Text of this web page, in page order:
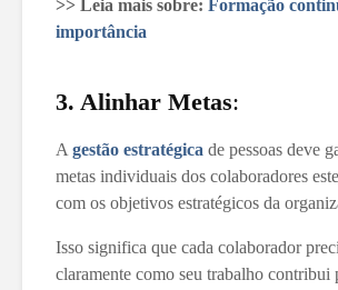
>> Leia mais sobre: Formação
importância
3. Alinhar Metas:
A gestão estratégica de pessoas deve
metas individuais dos colaboradores
com os objetivos estratégicos da
Isso significa que cada colaborador
claramente como seu trabalho contribui